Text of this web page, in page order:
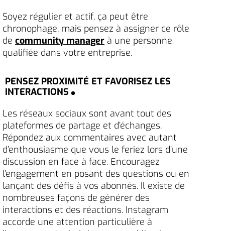
Soyez régulier et actif, ça peut être
chronophage, mais pensez à assigner ce rôle
de community manager à une personne
qualifiée dans votre entreprise.
PENSEZ PROXIMITÉ ET FAVORISEZ LES
INTERACTIONS
Les réseaux sociaux sont avant tout des
plateformes de partage et d’échanges.
Répondez aux commentaires avec autant
d’enthousiasme que vous le feriez lors d’une
discussion en face à face. Encouragez
l’engagement en posant des questions ou en
lançant des défis à vos abonnés. Il existe de
nombreuses façons de générer des
interactions et des réactions. Instagram
accorde une attention particulière à